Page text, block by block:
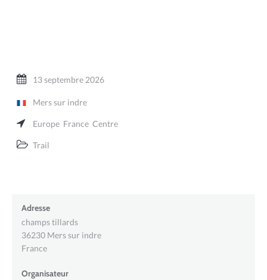
13 septembre 2026
Mers sur indre
Europe France Centre
Trail
Adresse
champs tillards
36230 Mers sur indre
France
Organisateur